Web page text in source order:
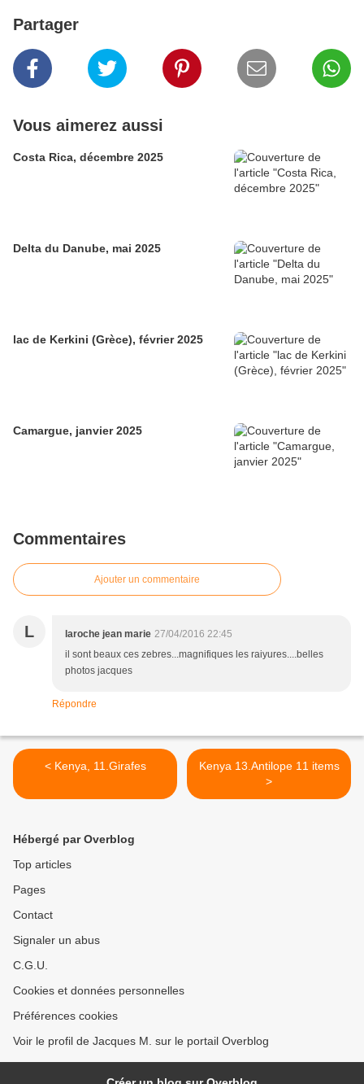
Partager
Vous aimerez aussi
Costa Rica, décembre 2025
Delta du Danube, mai 2025
lac de Kerkini (Grèce), février 2025
Camargue, janvier 2025
Commentaires
Ajouter un commentaire
L laroche jean marie 27/04/2016 22:45
il sont beaux ces zebres...magnifiques les raiyures....belles
photos jacques
Répondre
< Kenya, 11.Girafes
Kenya 13.Antilope 11 items
>
Hébergé par Overblog
Top articles
Pages
Contact
Signaler un abus
C.G.U.
Cookies et données personnelles
Préférences cookies
Voir le profil de Jacques M. sur le portail Overblog